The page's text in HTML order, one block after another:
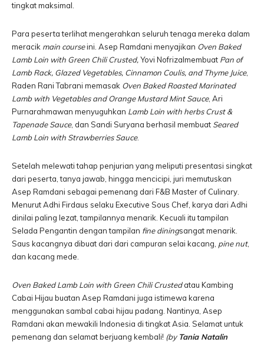
tingkat maksimal.
Para peserta terlihat mengerahkan seluruh tenaga mereka dalam
meracik main courseini. Asep Ramdani menyajikan Oven Baked
Lamb Loin with Green Chili Crusted,Yovi Nofrizalmembuat Pan of
Lamb Rack, Glazed Vegetables, Cinnamon Coulis, and Thyme Juice,
Raden Rani Tabrani memasak Oven Baked Roasted Marinated
Lamb with Vegetables and Orange Mustard Mint Sauce, Ari
Purnarahmawan menyuguhkan Lamb Loin with herbs Crust &
Tapenade Sauce, dan Sandi Suryana berhasil membuat Seared
Lamb Loin with Strawberries Sauce.
Setelah melewati tahap penjurian yang meliputi presentasi singkat
dari peserta, tanya jawab, hingga mencicipi, juri memutuskan
Asep Ramdani sebagai pemenang dari F&B Master of Culinary.
Menurut Adhi Firdaus selaku Executive Sous Chef, karya dari Adhi
dinilai paling lezat, tampilannya menarik. Kecuali itu tampilan
Selada Pengantin dengan tampilan fine diningsangat menarik.
Saus kacangnya dibuat dari dari campuran selai kacang, pine nut,
dan kacang mede.
Oven Baked Lamb Loin with Green Chili Crustedatau Kambing
Cabai Hijau buatan Asep Ramdani juga istimewa karena
menggunakan sambal cabai hijau padang. Nantinya, Asep
Ramdani akan mewakili Indonesia di tingkat Asia. Selamat untuk
pemenang dan selamat berjuang kembali! (byTania Natalin